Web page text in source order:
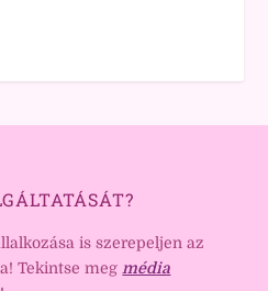
is szerepeljen az
Tekintse megmédia